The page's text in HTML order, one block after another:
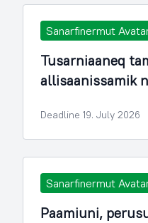
Sanarfinermut
Tusarniaaneq
allisaanissamik
Deadline 19. July 2026
Sanarfinermut
Paamiuni,